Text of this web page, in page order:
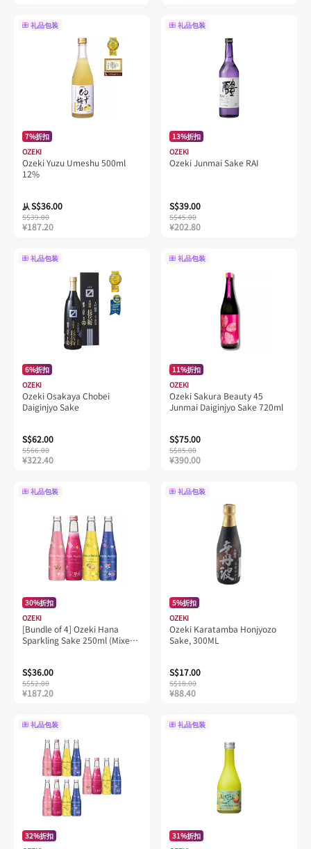
礼品包装
7%折扣
OZEKI
Ozeki Yuzu Umeshu 500ml
12%
从S$36.00
S$39.00
¥187.20
礼品包装
13%折扣
OZEKI
Ozeki Junmai Sake RAI
S$39.00
S$45.00
¥202.80
礼品包装
6%折扣
OZEKI
Ozeki Osakaya Chobei
Daiginjyo Sake
S$62.00
S$66.00
¥322.40
礼品包装
11%折扣
OZEKI
Ozeki Sakura Beauty 45
Junmai Daiginjyo Sake 720ml
S$75.00
S$85.00
¥390.00
礼品包装
30%折扣
OZEKI
[Bundle of 4] Ozeki Hana
Sparkling Sake 250ml (Mixed
S$36.00
S$52.00
¥187.20
礼品包装
5%折扣
OZEKI
Ozeki Karatamba Honjyozo
Sake, 300ML
S$17.00
S$18.00
¥88.40
礼品包装
32%折扣
礼品包装
31%折扣